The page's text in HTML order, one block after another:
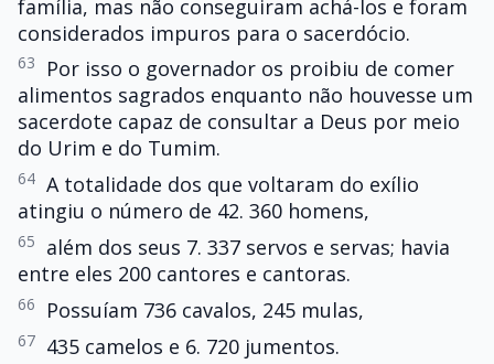
família, mas não conseguiram achá-los e foram
considerados impuros para o sacerdócio.
63
Por isso o governador os proibiu de comer
alimentos sagrados enquanto não houvesse um
sacerdote capaz de consultar a Deus por meio
do Urim e do Tumim.
64 A totalidade dos que voltaram do exílio
atingiu o número de 42. 360 homens,
65
além dos seus 7. 337 servos e servas; havia
entre eles 200 cantores e cantoras.
66 Possuíam 736 cavalos, 245 mulas,
67 435 camelos e 6. 720 jumentos.